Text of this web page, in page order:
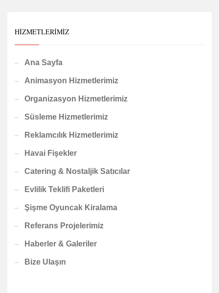
HIZMETLERIMIZ
Ana Sayfa
Animasyon Hizmetlerimiz
Organizasyon Hizmetlerimiz
Süsleme Hizmetlerimiz
Reklamcılık Hizmetlerimiz
Havai Fişekler
Catering & Nostaljik Satıcılar
Evlilik Teklifi Paketleri
Şişme Oyuncak Kiralama
Referans Projelerimiz
Haberler & Galeriler
Bize Ulaşın